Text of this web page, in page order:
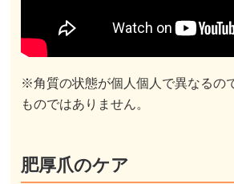
※角質の状態が個人個人で異なるの
ものではありません。
肥厚爪のケア